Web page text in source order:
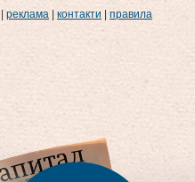
реклама контакти правила